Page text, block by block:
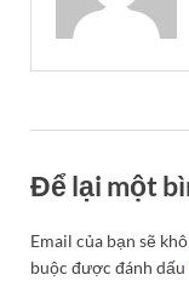
Để lại một
Email của bạn sẽ
buộc được đánh dấu